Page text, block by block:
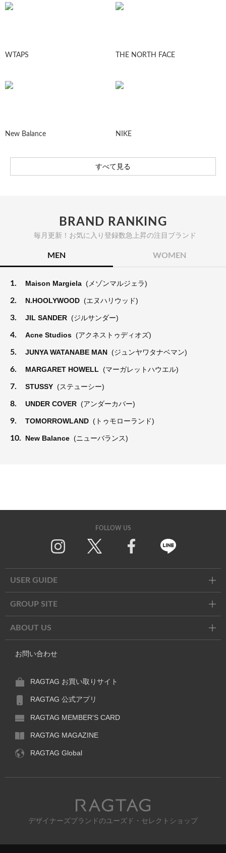
WTAPS THE NORTH FACE
New Balance NIKE
すべて見る
BRAND RANKING
毎月更新！お気に入り登録数急上昇の注目ブランド
MEN WOMEN
1. Maison Margiela (メゾンマルジェラ)
2. N.HOOLYWOOD (エヌハリウッド)
3. JIL SANDER (ジルサンダー)
4. Acne Studios (アクネストゥディオズ)
5. JUNYA WATANABE MAN (ジュンヤワタナベマン)
6. MARGARET HOWELL (マーガレットハウエル)
7. STUSSY (ステューシー)
8. UNDER COVER (アンダーカバー)
9. TOMORROWLAND (トゥモローランド)
10. New Balance (ニューバランス)
FOLLOW US
USER GUIDE
GROUP SITE
ABOUT US
お問い合わせ
RAGTAG お買い取りサイト
RAGTAG 公式アプリ
RAGTAG MEMBER'S CARD
RAGTAG MAGAZINE
RAGTAG Global
RAGTAG
デザイナーズブランドのユーズド・セレクトショップ